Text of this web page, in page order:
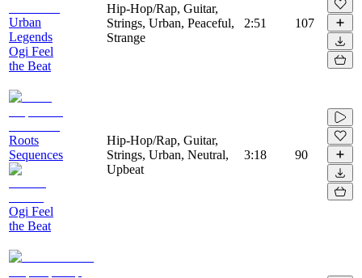
Urban
Legends
Ogi Feel
the Beat
Hip-Hop/Rap, Guitar,
Strings, Urban, Peaceful,
Strange
2:51 107
Roots
Sequences
Ogi Feel
the Beat
Hip-Hop/Rap, Guitar,
Strings, Urban, Neutral,
Upbeat
3:18 90